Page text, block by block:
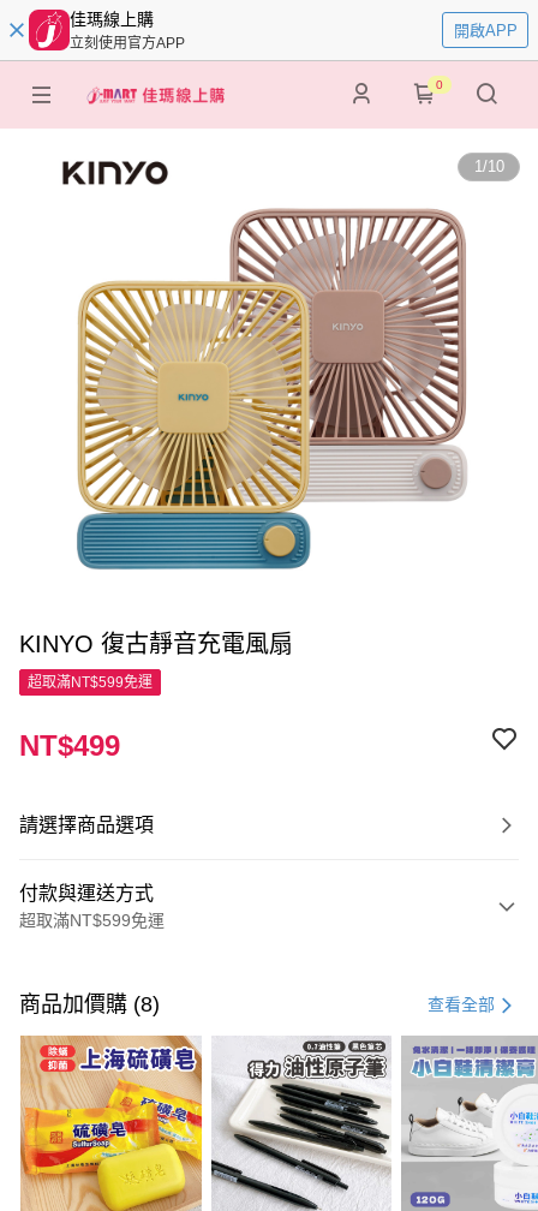
佳瑪線上購
立刻使用官方APP
開啟APP
0
1/10
KINYO 復古靜音充電風扇
超取滿NT$599免運
NT$499
請選擇商品選項
付款與運送方式
超取滿NT$599免運
信用卡一次付款
超商取貨付款
LINE Pay
Apple Pay
街口支付
商品加價購 (8) 查看全部